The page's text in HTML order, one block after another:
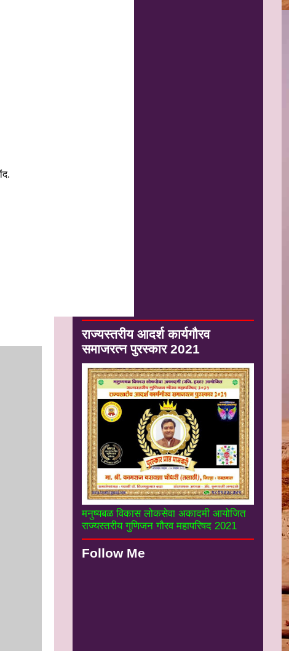
राज्यस्तरीय आदर्श कार्यगौरव
समाजरत्न पुरस्कार 2021
मनुष्यबळ विकास लोकसेवा अकादमी आयोजित
राज्यस्तरीय गुणिजन गौरव महापरिषद 2021
Follow Me